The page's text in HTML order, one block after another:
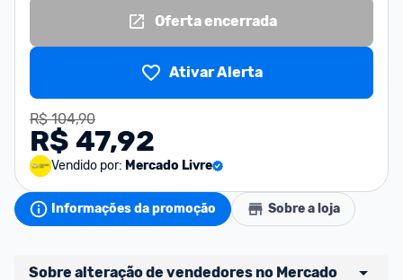
Oferta encerrada
Ativar Alerta
R$ 104,90
R$ 47,92
Vendido por: Mercado Livre
Informações da promoção Sobre a loja
Sobre alteração de vendedores no Mercado